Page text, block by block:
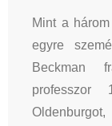
Mint a
egyre
Beckman